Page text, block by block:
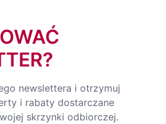
newslettera i otrzymuj
i rabaty dostarczane
skrzynki odbiorczej.